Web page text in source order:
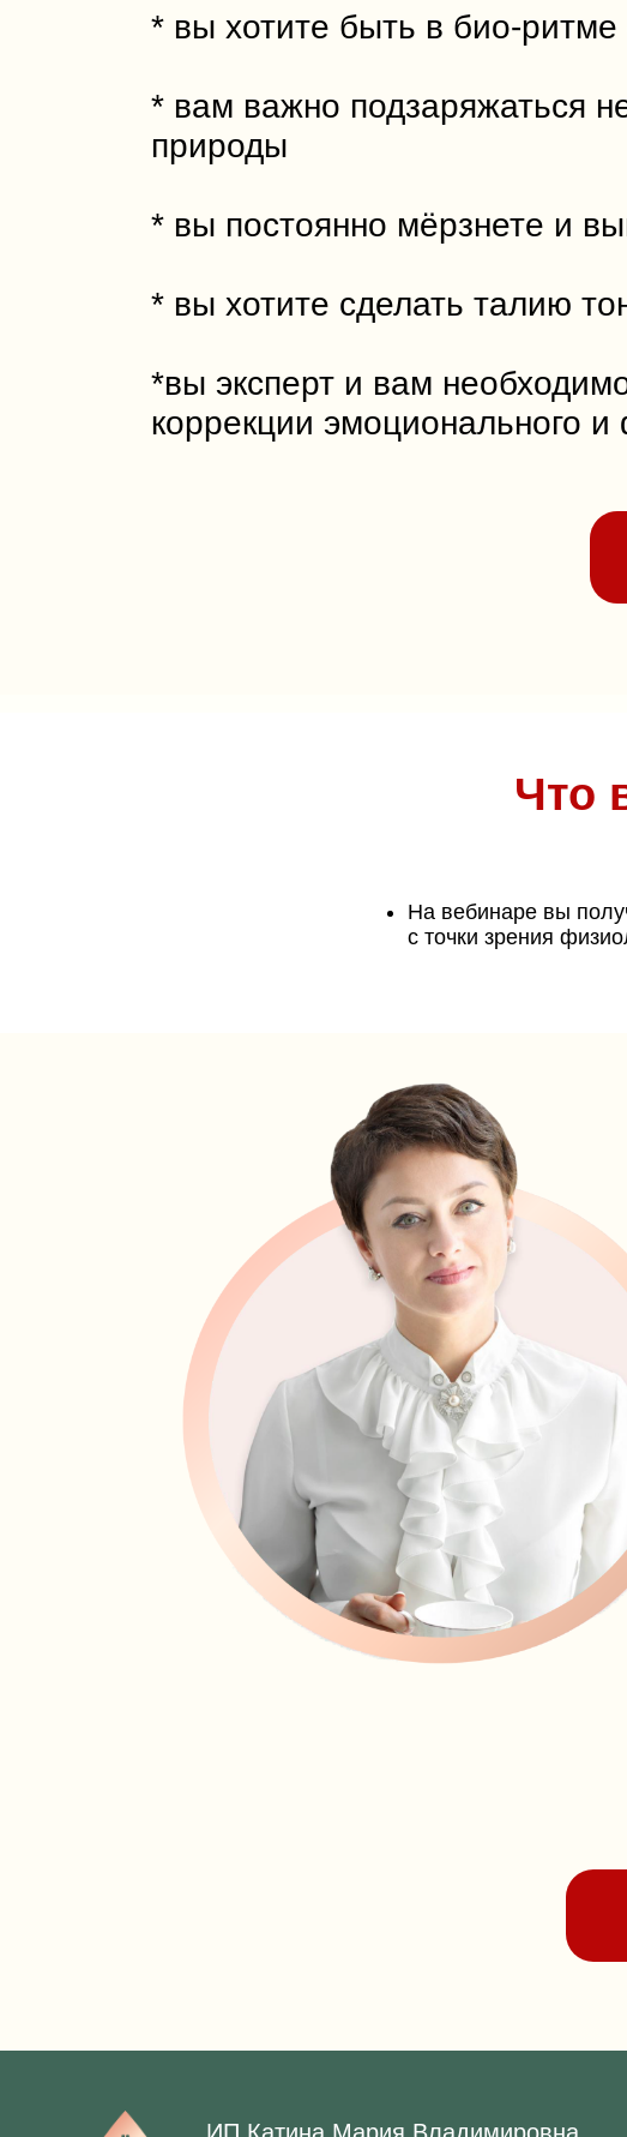
* вы хотите быть в био-
* вам важно подзаряжаться
природы
* вы постоянно мёрзнете и
* вы хотите сделать талию
*вы эксперт и вам
коррекции эмоционального
Что
На вебинаре вы
с точки зрения